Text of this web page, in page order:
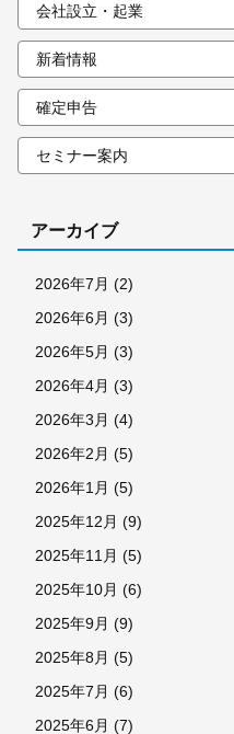
会社設立・起業
新着情報
確定申告
セミナー案内
アーカイブ
2026年7月 (2)
2026年6月 (3)
2026年5月 (3)
2026年4月 (3)
2026年3月 (4)
2026年2月 (5)
2026年1月 (5)
2025年12月 (9)
2025年11月 (5)
2025年10月 (6)
2025年9月 (9)
2025年8月 (5)
2025年7月 (6)
2025年6月 (7)